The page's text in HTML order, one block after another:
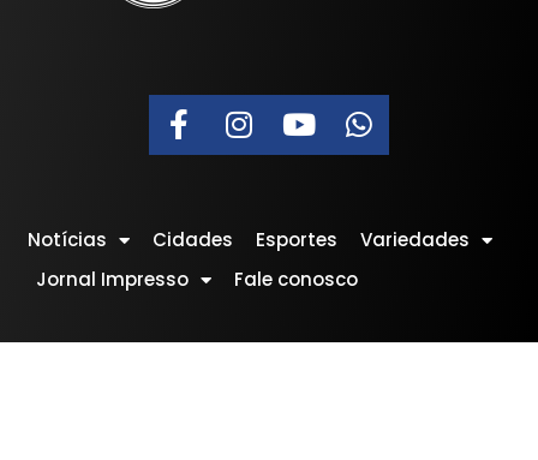
Notícias Cidades Esportes
Variedades
Jornal Impresso
Fale conosco